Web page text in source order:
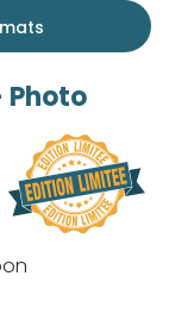
Photo